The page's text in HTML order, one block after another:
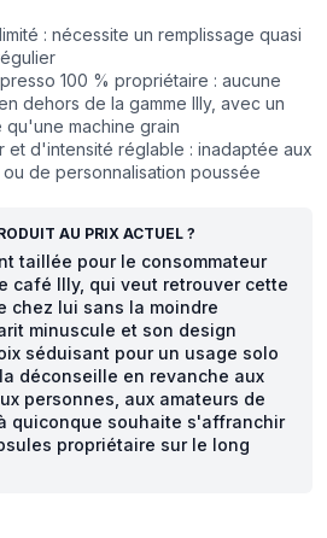
: nécessite un remplissage quasi
100 % propriétaire : aucune
dehors de la gamme Illy, avec un
machine grain
et d'intensité réglable : inadaptée aux
de personnalisation poussée
AU PRIX ACTUEL ?
taillée pour le consommateur
café Illy, qui veut retrouver cette
chez lui sans la moindre
minuscule et son design
séduisant pour un usage solo
déconseille en revanche aux
personnes, aux amateurs de
quiconque souhaite s'affranchir
propriétaire sur le long